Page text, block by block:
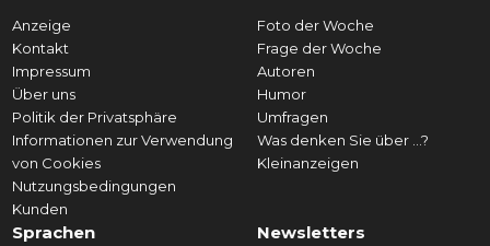
Anzeige
Kontakt
Impressum
Über uns
Politik der Privatsphäre
Informationen zur Verwendung
von Cookies
Nutzungsbedingungen
Kunden
Foto der Woche
Frage der Woche
Autoren
Humor
Umfragen
Was denken Sie über ...?
Kleinanzeigen
Sprachen Newsletters